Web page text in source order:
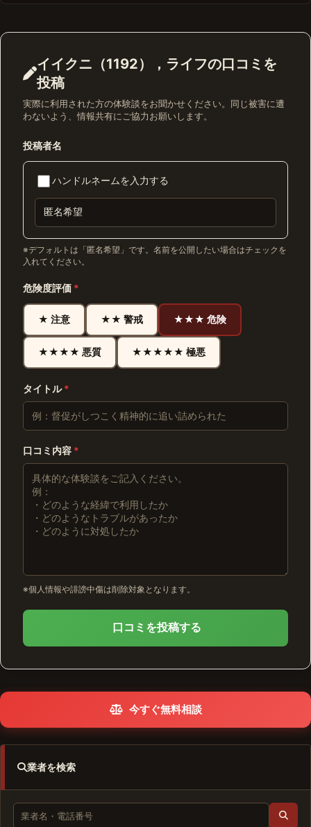
イイクニ（1192），ライフの口コミを
投稿
実際に利用された方の体験談をお聞かせください。同じ被害に遭
わないよう、情報共有にご協力お願いします。
投稿者名
ハンドルネームを入力する
※デフォルトは「匿名希望」です。名前を公開したい場合はチェックを
入れてください。
危険度評価 *
★ 注意 ★★ 警戒 ★★★ 危険
★★★★ 悪質 ★★★★★ 極悪
タイトル*
口コミ内容 *
※個人情報や誹謗中傷は削除対象となります。
口コミを投稿する
今すぐ無料相談
業者を検索